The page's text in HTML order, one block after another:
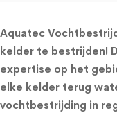
Aquatec
kelder te bestrijden!
expertise op het
elke kelder terug
vochtbestrijding in